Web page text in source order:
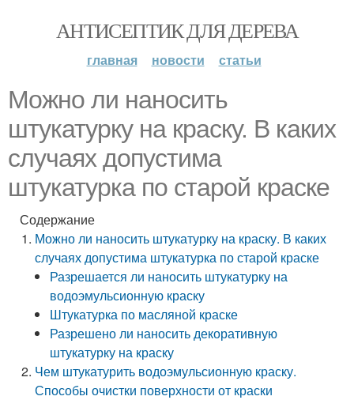
АНТИСЕПТИК ДЛЯ ДЕРЕВА
главная новости статьи
Можно ли наносить
штукатурку на краску. В каких
случаях допустима
штукатурка по старой краске
Содержание
Можно ли наносить штукатурку на краску. В каких
случаях допустима штукатурка по старой краске
Разрешается ли наносить штукатурку на
водоэмульсионную краску
Штукатурка по масляной краске
Разрешено ли наносить декоративную
штукатурку на краску
Чем штукатурить водоэмульсионную краску.
Способы очистки поверхности от краски